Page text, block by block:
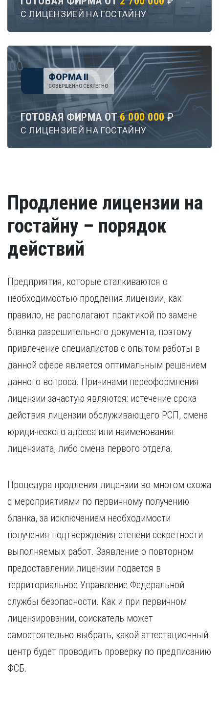
С ЛИЦЕНЗИЕЙ НА ГОСТАЙНУ
ФОРМА II
СОВЕРШЕННО СЕКРЕТНО
ГОТОВАЯ ФИРМА ОТ6 000 000 ₽
С ЛИЦЕНЗИЕЙ НА ГОСТАЙНУ
Продление лицензии на
гостайну – порядок
действий
Предприятия, которые сталкиваются с
необходимостью продления лицензии, как
правило, не располагают практикой по замене
бланка разрешительного документа, поэтому
привлечение специалистов с опытом работы в
данной сфере является оптимальным решением
данного вопроса. Причинами переоформления
лицензии зачастую являются: истечение срока
действия лицензии обслуживающего РСП, смена
юридического адреса или наименования
лицензиата, либо смена первого отдела.
Процедура продления лицензии во многом схожа
с мероприятиями по первичному получению
бланка, за исключением необходимости
получения подтверждения степени секретности
выполняемых работ. Заявление о повторном
предоставлении лицензии подается в
территориальное Управление Федеральной
службы безопасности. Как и при первичном
лицензировании, соискатель может
самостоятельно выбрать, какой аттестационный
центр будет проводить проверку по предписанию
ФСБ.